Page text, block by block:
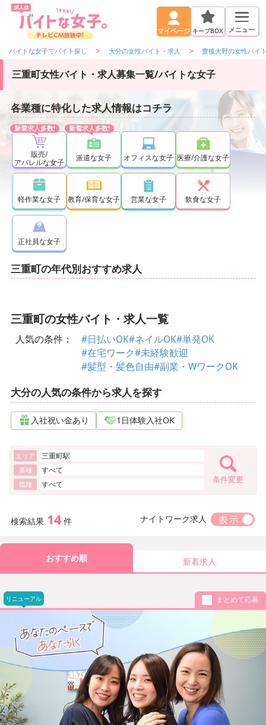
マイページ キープBOX メニュー
バイトな女子でバイト探し 大分の女性バイト・求人 豊後大野の女性バイ
三重町女性バイト・求人募集一覧/バイトな女子
各業種に特化した求人情報はコチラ
販売/
アパレルな女子
派遣な女子 オフィスな女子 医療/介護な女子
軽作業な女子 教育/保育な女子 営業な女子 飲食な女子
正社員な女子
三重町の年代別おすすめ求人
三重町の女性バイト・求人一覧
人気の条件： #日払いOK#ネイルOK#単発OK
#在宅ワーク#未経験歓迎
#髪型・髪色自由#副業・WワークOK
大分の人気の条件から求人を探す
入社祝い金あり 1日体験入社OK
エリア 三重町駅
業種 すべて
職種 すべて 条件変更
検索結果 14 件 ナイトワーク求人
おすすめ順 新着求人
リニューアル まとめて応募